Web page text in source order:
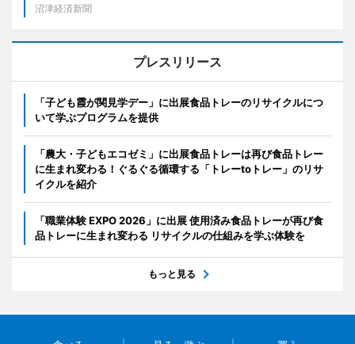
沼津経済新聞
プレスリリース
「子ども霞が関見学デー」に出展食品トレーのリサイクルにつ
いて学ぶプログラムを提供
「農大・子どもエコゼミ」に出展食品トレーは再び食品トレー
に生まれ変わる！ぐるぐる循環する「トレーtoトレー」のリサ
イクルを紹介
「職業体験 EXPO 2026」に出展 使用済み食品トレーが再び食
品トレーに生まれ変わる リサイクルの仕組みを学ぶ体験を
もっと見る